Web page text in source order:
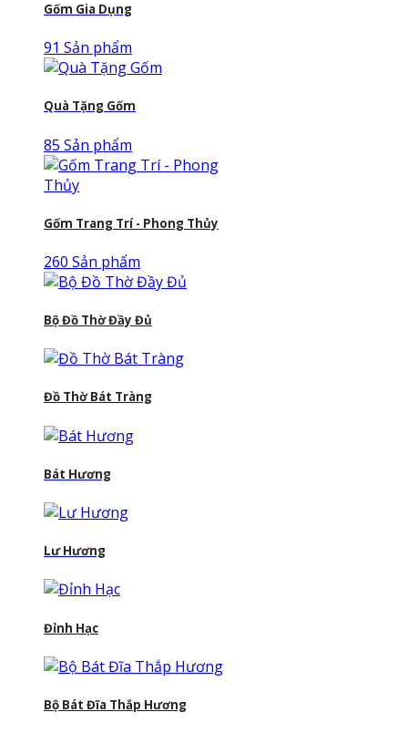
Gốm Gia Dụng
91 Sản phẩm
Quà Tặng Gốm
85 Sản phẩm
Gốm Trang Trí - Phong Thủy
260 Sản phẩm
Bộ Đồ Thờ Đầy Đủ
Đồ Thờ Bát Tràng
Bát Hương
Lư Hương
Đỉnh Hạc
Bộ Bát Đĩa Thắp Hương